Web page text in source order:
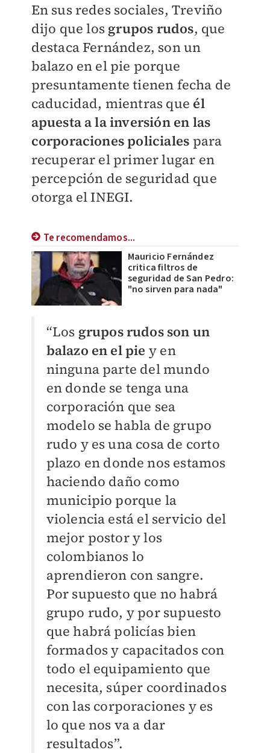
En sus redes sociales, Treviño
dijo que losgrupos rudos, que
destaca Fernández, son un
balazo en el pie porque
presuntamente tienen fecha de
caducidad, mientras que él
apuesta a la inversión en las
corporaciones policiales para
recuperar el primer lugar en
percepción de seguridad que
otorga el INEGI.
Te recomendamos...
Mauricio Fernández
critica filtros de
seguridad de San Pedro:
"no sirven para nada"
“Los grupos rudos son un
balazo en el pie y en
ninguna parte del mundo
en donde se tenga una
corporación que sea
modelo se habla de grupo
rudo y es una cosa de corto
plazo en donde nos estamos
haciendo daño como
municipio porque la
violencia está el servicio del
mejor postor y los
colombianos lo
aprendieron con sangre.
Por supuesto que no habrá
grupo rudo, y por supuesto
que habrá policías bien
formados y capacitados con
todo el equipamiento que
necesita, súper coordinados
con las corporaciones y es
lo que nos va a dar
resultados”.